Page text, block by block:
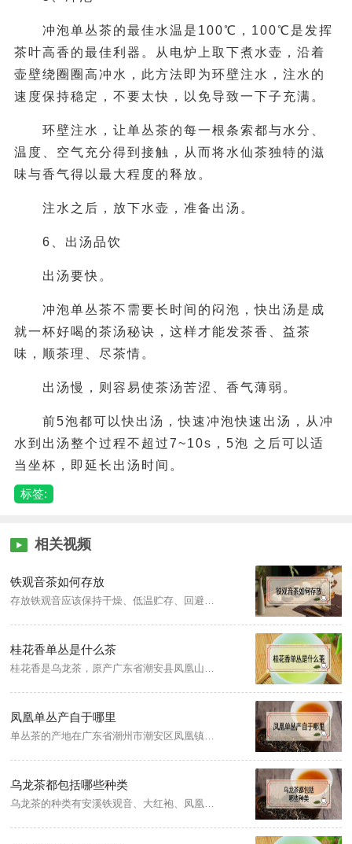
冲泡单丛茶的最佳水温是100℃，100℃是发挥
茶叶高香的最佳利器。从电炉上取下煮水壶，沿着
壶壁绕圈圈高冲水，此方法即为环壁注水，注水的
速度保持稳定，不要太快，以免导致一下子充满。
环壁注水，让单丛茶的每一根条索都与水分、
温度、空气充分得到接触，从而将水仙茶独特的滋
味与香气得以最大程度的释放。
注水之后，放下水壶，准备出汤。
6、出汤品饮
出汤要快。
冲泡单丛茶不需要长时间的闷泡，快出汤是成
就一杯好喝的茶汤秘诀，这样才能发茶香、益茶
味，顺茶理、尽茶情。
出汤慢，则容易使茶汤苦涩、香气薄弱。
前5泡都可以快出汤，快速冲泡快速出汤，从冲
水到出汤整个过程不超过7~10s，5泡 之后可以适
当坐杯，即延长出汤时间。
标签:
相关视频
铁观音茶如何存放
桂花香单丛是什么茶
凤凰单丛产自于哪里
乌龙茶都包括哪些种类